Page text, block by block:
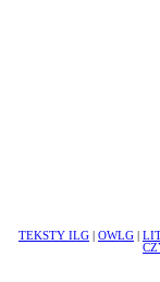
TEKSTY ILG OWLG